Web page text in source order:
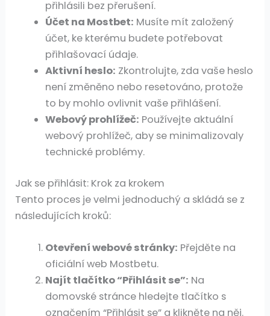
přihlásili bez přerušení.
Účet na Mostbet: Musíte mít založený
účet, ke kterému budete potřebovat
přihlašovací údaje.
Aktivní heslo: Zkontrolujte, zda vaše heslo
není změněno nebo resetováno, protože
to by mohlo ovlivnit vaše přihlášení.
Webový prohlížeč: Používejte aktuální
webový prohlížeč, aby se minimalizovaly
technické problémy.
Jak se přihlásit: Krok za krokem
Tento proces je velmi jednoduchý a skládá se z
následujících kroků:
Otevření webové stránky: Přejděte na
oficiální web Mostbetu.
Najít tlačítko “Přihlásit se”: Na
domovské stránce hledejte tlačítko s
označením “Přihlásit se” a klikněte na něj.